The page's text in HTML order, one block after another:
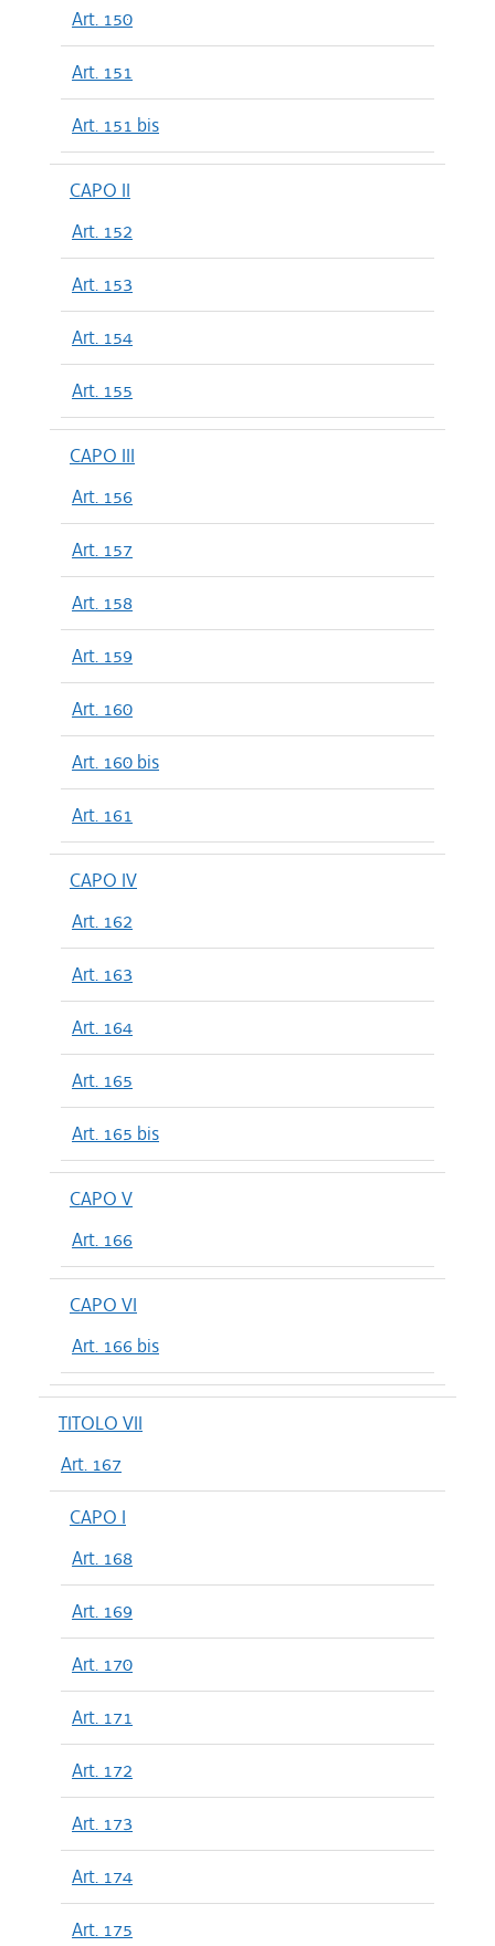
Art. 150
Art. 151
Art. 151 bis
CAPO II
Art. 152
Art. 153
Art. 154
Art. 155
CAPO III
Art. 156
Art. 157
Art. 158
Art. 159
Art. 160
Art. 160 bis
Art. 161
CAPO IV
Art. 162
Art. 163
Art. 164
Art. 165
Art. 165 bis
CAPO V
Art. 166
CAPO VI
Art. 166 bis
TITOLO VII
Art. 167
CAPO I
Art. 168
Art. 169
Art. 170
Art. 171
Art. 172
Art. 173
Art. 174
Art. 175